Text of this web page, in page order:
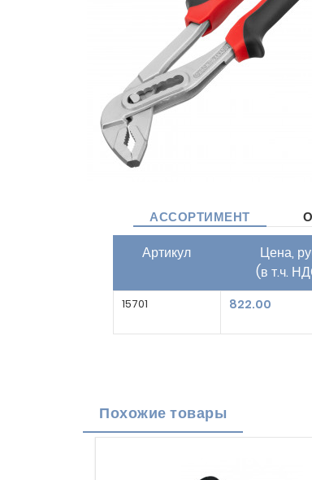
АССОРТИМЕНТ
Артикул
Цена,
(в т.ч.
15701 822.00
Похожие товары